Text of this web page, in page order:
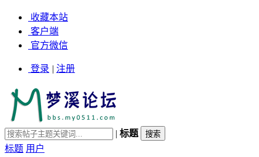
收藏本站
客户端
官方微信
登录 | 注册
| 标题
标题 用户